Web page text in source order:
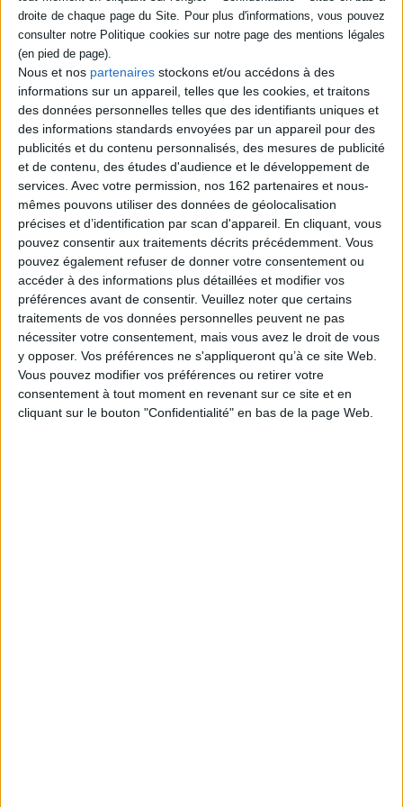
Nous et nos partenaires stockons et/ou accédons à des
informations sur un appareil, telles que les cookies, et traitons
des données personnelles telles que des identifiants uniques et
des informations standards envoyées par un appareil pour des
publicités et du contenu personnalisés, des mesures de publicité
et de contenu, des études d'audience et le développement de
services. Avec votre permission, nos 162 partenaires et nous-
mêmes pouvons utiliser des données de géolocalisation
précises et d’identification par scan d'appareil. En cliquant, vous
pouvez consentir aux traitements décrits précédemment. Vous
pouvez également refuser de donner votre consentement ou
accéder à des informations plus détaillées et modifier vos
préférences avant de consentir. Veuillez noter que certains
traitements de vos données personnelles peuvent ne pas
nécessiter votre consentement, mais vous avez le droit de vous
y opposer. Vos préférences ne s'appliqueront qu’à ce site Web.
Vous pouvez modifier vos préférences ou retirer votre
consentement à tout moment en revenant sur ce site et en
cliquant sur le bouton "Confidentialité" en bas de la page Web.
ajoutant l'original de votre preuve d'achat (ticket de caisse/facture sur
lesquels figurent vos achats Armand Colin où le prix et la date d'achat
seront entourés) le tout sous enveloppe suffisamment affranchie (frais
d'envoi et de participation non remboursés), dans les 10 jours
calendaires suivant la date d'achat (cachet de La Poste faisant foi) à
l'adresse indiquée sur le bulletin de participation.
4. Vous recevrez votre chèque Lire sous deux semaines dans la limite
des stocks disponibles.
Rendez-vous en librairie et sur notre site www.armand-colin.compour
(re)découvrir les collections Armand Colin, spécialement adaptées aux
programmes de l'enseignement supérieur en sciences humaines.
Disponible chez
l'éditeur
La France : les 26 régions
Éditeur :Armand Colin
45,00 €
Indisponible
La psychologie des
groupes
Auteur :Alain Blanchet
Éditeur :
Armand Colin
9,80 €
Découvrez nos Newsletters Mollat !
JE M'INSCRIS